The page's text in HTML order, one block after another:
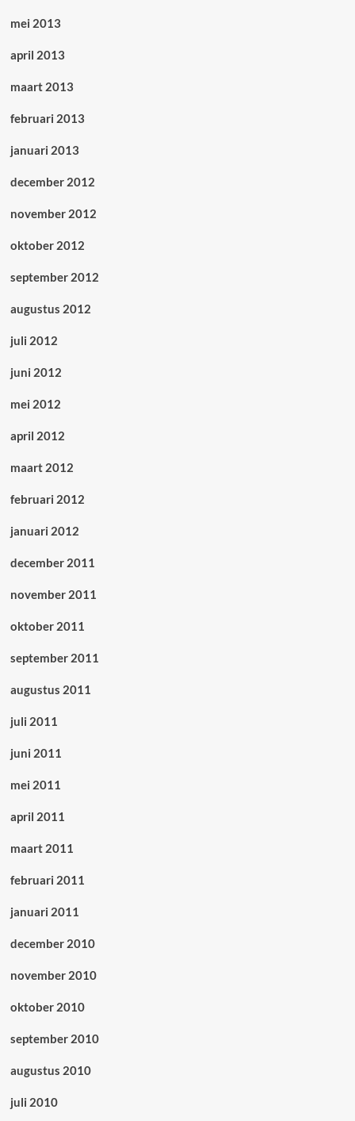
mei 2013
april 2013
maart 2013
februari 2013
januari 2013
december 2012
november 2012
oktober 2012
september 2012
augustus 2012
juli 2012
juni 2012
mei 2012
april 2012
maart 2012
februari 2012
januari 2012
december 2011
november 2011
oktober 2011
september 2011
augustus 2011
juli 2011
juni 2011
mei 2011
april 2011
maart 2011
februari 2011
januari 2011
december 2010
november 2010
oktober 2010
september 2010
augustus 2010
juli 2010